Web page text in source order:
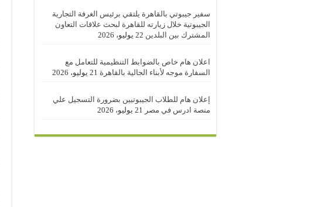
سفير جيبوتي بالقاهرة يلتقي برئيس الغرفة التجارية
الجيبوتية خلال زيارته للقاهرة لبحث علاقات التعاون
المشترك بين البلدين 22 يوليو، 2026
اعلان هام خاص بالضوابط التنظيمية للتعامل مع
السفارة موجه لأبناء الجالية بالقاهرة 21 يوليو، 2026
إعلان هام للطلاب الجيبوتيين بضرورة التسجيل علي
منصة ادرس في مصر
21 يوليو، 2026